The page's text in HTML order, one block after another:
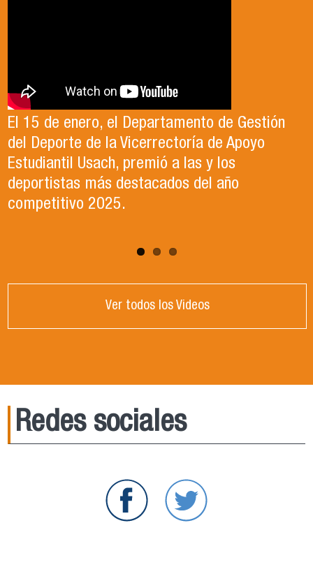
El 15 de enero, el Departamento de Gestión
del Deporte de la Vicerrectoría de Apoyo
Estudiantil Usach, premió a las y los
deportistas más destacados del año
competitivo 2025.
En este segundo capítulo conoceremos el
Proyecto Ludo Inclusión, liderado por el
profesor Claudio Farías y estudiantes de
Pedagogía en Educación Física de la Facultad
de Ciencias Médicas de la Uni
Te invitamos a revisar el video de nuestro
candidato , el Dr. Celso Sanchez para el cargo
de Director de Escuela período 2025-2026.
Ver todos los Videos
Redes sociales